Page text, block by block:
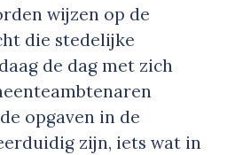
wijzen op de
die stedelijke
de dag met zich
opgaven in de
zijn, iets wat in